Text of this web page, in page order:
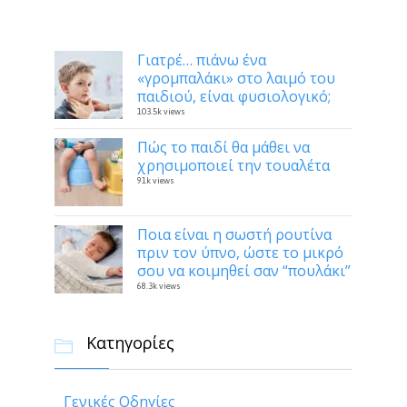
Γιατρέ… πιάνω ένα
«γρομπαλάκι» στο λαιμό του
παιδιού, είναι φυσιολογικό;
103.5k views
Πώς το παιδί θα μάθει να
χρησιμοποιεί την τουαλέτα
91k views
Ποια είναι η σωστή ρουτίνα
πριν τον ύπνο, ώστε το μικρό
σου να κοιμηθεί σαν “πουλάκι”
68.3k views
 Κατηγορίες
Γενικές Οδηγίες